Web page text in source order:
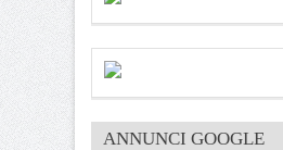
ANNUNCI GOOGLE